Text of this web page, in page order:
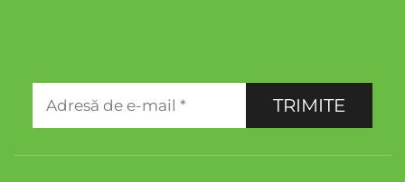
TRIMITE